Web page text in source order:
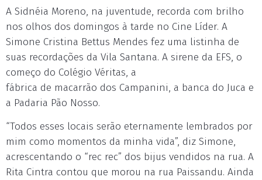
A Sidnéia Moreno, na juventude, recorda com brilho
nos olhos dos domingos à tarde no Cine Líder. A
Simone Cristina Bettus Mendes fez uma listinha de
suas recordações da Vila Santana. A sirene da EFS, o
começo do Colégio Véritas, a
fábrica de macarrão dos Campanini, a banca do Juca e
a Padaria Pão Nosso.
“Todos esses locais serão eternamente lembrados por
mim como momentos da minha vida”, diz Simone,
acrescentando o “rec rec” dos bijus vendidos na rua. A
Rita Cintra contou que morou na rua Paissandu. Ainda